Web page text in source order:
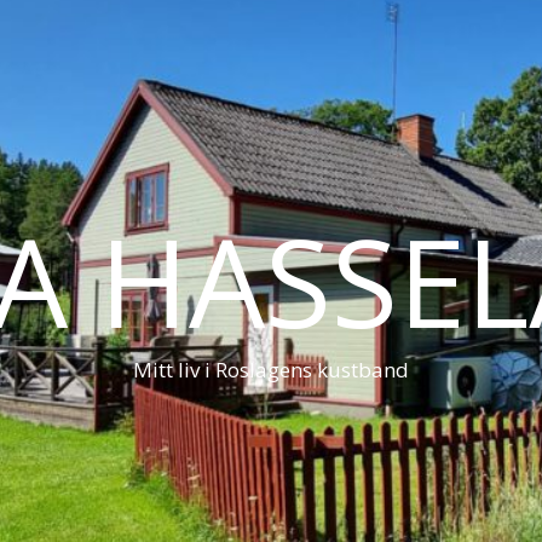
Mitt liv i Roslagens kustband